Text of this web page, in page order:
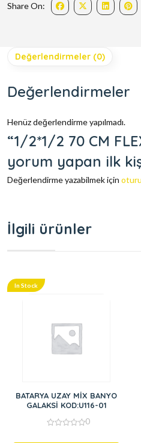
Share On:
Değerlendirmeler (0)
Değerlendirmeler
Henüz değerlendirme yapılmadı.
“1/2*1/2 70 CM
yorum yapan ilk
Değerlendirme yazabilmek için
İlgili ürünler
In Stock
BATARYA UZAY MİX BANYO
GALAKSİ KOD:U116-01
0